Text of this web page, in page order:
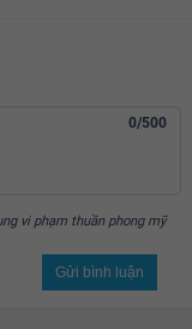
0/500
vi phạm thuần phong mỹ
Gửi bình luận